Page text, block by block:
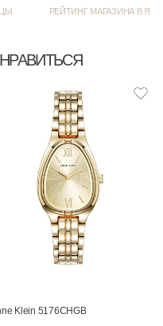
РЕЙТИНГ МАГАЗИНА В
Klein 5176CHGB